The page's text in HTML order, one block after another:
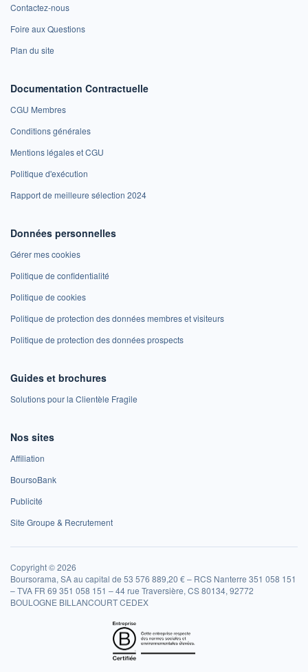
Contactez-nous
Foire aux Questions
Plan du site
Documentation Contractuelle
CGU Membres
Conditions générales
Mentions légales et CGU
Politique d'exécution
Rapport de meilleure sélection 2024
Données personnelles
Gérer mes cookies
Politique de confidentialité
Politique de cookies
Politique de protection des données membres et visiteurs
Politique de protection des données prospects
Guides et brochures
Solutions pour la Clientèle Fragile
Nos sites
Affiliation
BoursoBank
Publicité
Site Groupe & Recrutement
Copyright © 2026
Boursorama, SA au capital de 53 576 889,20 € – RCS Nanterre 351 058 151
– TVA FR 69 351 058 151 – 44 rue Traversière, CS 80134, 92772
BOULOGNE BILLANCOURT CEDEX